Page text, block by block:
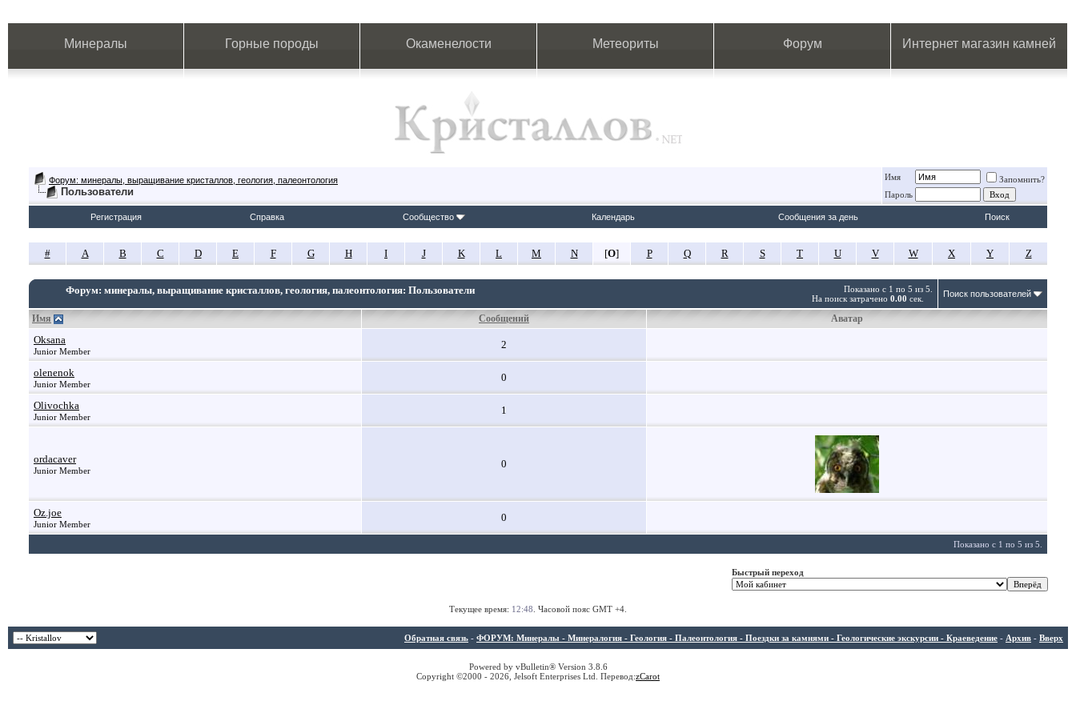
Минералы Горные породы Окаменелости Метеориты Форум Интернет магазин камней
Форум: минералы, выращивание кристаллов, геология, палеонтология
Пользователи
Имя
Запомнить?
Пароль
Регистрация Справка Сообщество Календарь Сообщения за день Поиск
# A B C D E F G H I J K L M N [O] P Q R S T U V W X Y Z
Показано с 1 по 5 из 5.
На поиск затрачено 0.00 сек.
Форум: минералы, выращивание кристаллов, геология, палеонтология: Пользователи Поиск пользователей
Имя Сообщений Аватар
Oksana
Junior Member
2
olenenok
Junior Member
0
Olivochka
Junior Member
1
ordacaver
Junior Member
0
Oz.joe
Junior Member
0
Показано с 1 по 5 из 5.
Быстрый переход
Текущее время: 12:48 . Часовой пояс GMT +4.
Обратная связь - ФОРУМ: Минералы - Минералогия - Геология - Палеонтология - Поездки за камнями - Геологические экскурсии - Краеведение - Архив - Вверх
Powered by vBulletin® Version 3.8.6
Copyright ©2000 - 2026, Jelsoft Enterprises Ltd. Перевод:zCarot